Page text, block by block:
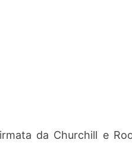
da Churchill e